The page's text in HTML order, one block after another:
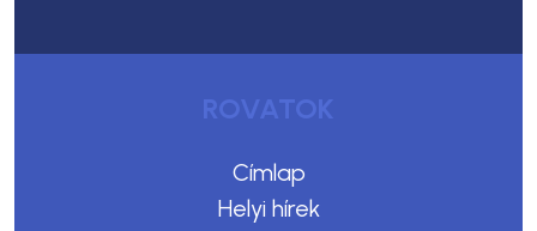
ROVATOK
Címlap
Helyi hírek